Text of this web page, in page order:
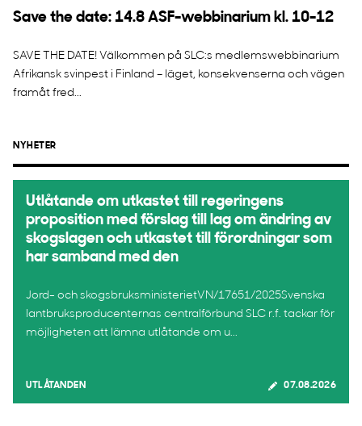
Save the date: 14.8 ASF-webbinarium kl. 10-12
SAVE THE DATE! Välkommen på SLC:s medlemswebbinarium
Afrikansk svinpest i Finland – läget, konsekvenserna och vägen
framåt fred...
NYHETER
Utlåtande om utkastet till regeringens
proposition med förslag till lag om ändring av
skogslagen och utkastet till förordningar som
har samband med den
Jord- och skogsbruksministerietVN/17651/2025Svenska
lantbruksproducenternas centralförbund SLC r.f. tackar för
möjligheten att lämna utlåtande om u...
UTLÅTANDEN 07.08.2026